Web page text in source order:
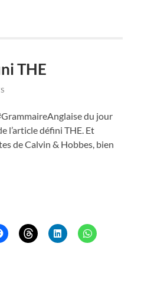
THE
du jour
l’article défini THE. Et
de Calvin & Hobbes, bien